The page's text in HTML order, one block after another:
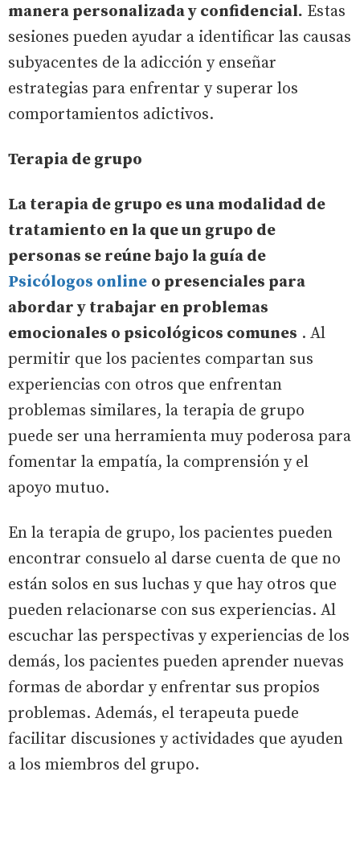
manera personalizada y confidencial. Estas
sesiones pueden ayudar a identificar las causas
subyacentes de la adicción y enseñar
estrategias para enfrentar y superar los
comportamientos adictivos.
Terapia de grupo
La terapia de grupo es una modalidad de
tratamiento en la que un grupo de
personas se reúne bajo la guía de
Psicólogos online o presenciales para
abordar y trabajar en problemas
emocionales o psicológicos comunes . Al
permitir que los pacientes compartan sus
experiencias con otros que enfrentan
problemas similares, la terapia de grupo
puede ser una herramienta muy poderosa para
fomentar la empatía, la comprensión y el
apoyo mutuo.
En la terapia de grupo, los pacientes pueden
encontrar consuelo al darse cuenta de que no
están solos en sus luchas y que hay otros que
pueden relacionarse con sus experiencias. Al
escuchar las perspectivas y experiencias de los
demás, los pacientes pueden aprender nuevas
formas de abordar y enfrentar sus propios
problemas. Además, el terapeuta puede
facilitar discusiones y actividades que ayuden
a los miembros del grupo.